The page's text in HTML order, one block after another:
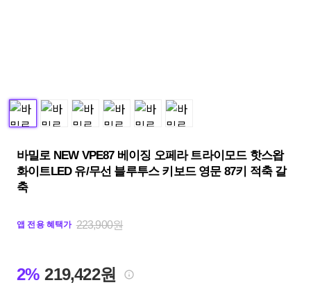
바밀로 NEW VPE87 베이징 오페라 트라이모드 핫스왑
화이트LED 유/무선 블루투스 키보드 영문 87키 적축 갈
축
앱 전용 혜택가 223,900원
2% 219,422원